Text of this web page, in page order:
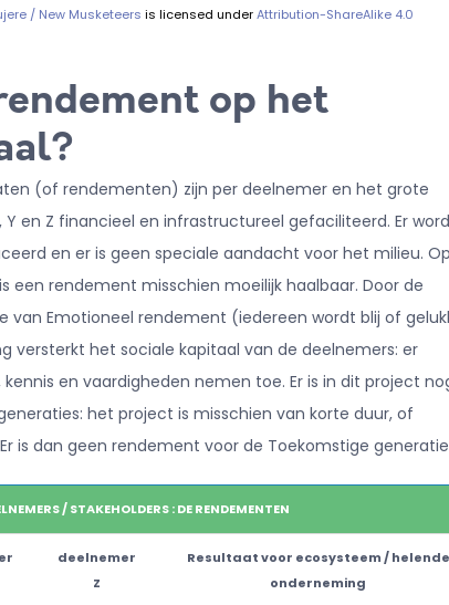
/ New Musketeers is licensed underAttribution-ShareAlike 4.0
op het
(of rendementen) zijn per deelnemer en het grote
en Z financieel en infrastructureel gefaciliteerd. Er
en er is geen speciale aandacht voor het milieu.
een rendement misschien moeilijk haalbaar. Door de
van Emotioneel rendement (iedereen wordt blij of
versterkt het sociale kapitaal van de deelnemers: er
en vaardigheden nemen toe. Er is in dit project
het project is misschien van korte duur, of
is dan geen rendement voor de Toekomstige
/ STAKEHOLDERS : DE RENDEMENTEN
deelnemer
Z
Resultaat voor ecosysteem / helende
onderneming